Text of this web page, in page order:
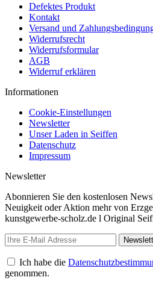
Defektes Produkt
Kontakt
Versand und
Widerrufsrecht
Widerrufsformular
AGB
Widerruf erklären
Informationen
Cookie-Einstellungen
Newsletter
Unser Laden in Seiffen
Datenschutz
Impressum
Newsletter
Abonnieren Sie den kostenlosen
Neuigkeit oder Aktion mehr von
kunstgewerbe-scholz.de l Original
Ich habe die
genommen.